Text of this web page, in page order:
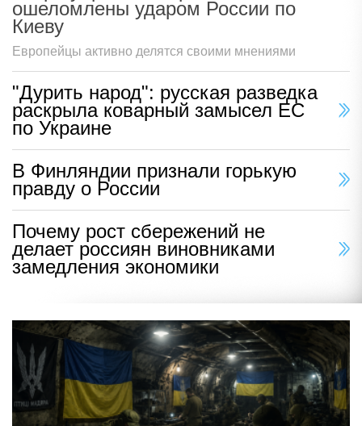
ошеломлены ударом России по
Киеву
Европейцы активно делятся своими мнениями
"Дурить народ": русская разведка
раскрыла коварный замысел ЕС
по Украине
В Финляндии признали горькую
правду о России
Почему рост сбережений не
делает россиян виновниками
замедления экономики